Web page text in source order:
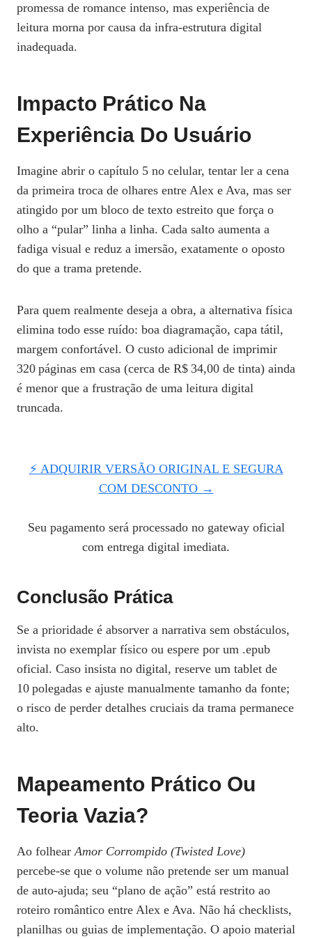
promessa de romance intenso, mas experiência de
leitura morna por causa da infra‑estrutura digital
inadequada.
Impacto Prático Na
Experiência Do Usuário
Imagine abrir o capítulo 5 no celular, tentar ler a cena
da primeira troca de olhares entre Alex e Ava, mas ser
atingido por um bloco de texto estreito que força o
olho a “pular” linha a linha. Cada salto aumenta a
fadiga visual e reduz a imersão, exatamente o oposto
do que a trama pretende.
Para quem realmente deseja a obra, a alternativa física
elimina todo esse ruído: boa diagramação, capa tátil,
margem confortável. O custo adicional de imprimir
320 páginas em casa (cerca de R$ 34,00 de tinta) ainda
é menor que a frustração de uma leitura digital
truncada.
⚡ ADQUIRIR VERSÃO ORIGINAL E SEGURA
COM DESCONTO →
Seu pagamento será processado no gateway oficial
com entrega digital imediata.
Conclusão Prática
Se a prioridade é absorver a narrativa sem obstáculos,
invista no exemplar físico ou espere por um .epub
oficial. Caso insista no digital, reserve um tablet de
10 polegadas e ajuste manualmente tamanho da fonte;
o risco de perder detalhes cruciais da trama permanece
alto.
Mapeamento Prático Ou
Teoria Vazia?
Ao folhearAmor Corrompido (Twisted Love)
percebe‑se que o volume não pretende ser um manual
de auto‑ajuda; seu “plano de ação” está restrito ao
roteiro romântico entre Alex e Ava. Não há checklists,
planilhas ou guias de implementação. O apoio material